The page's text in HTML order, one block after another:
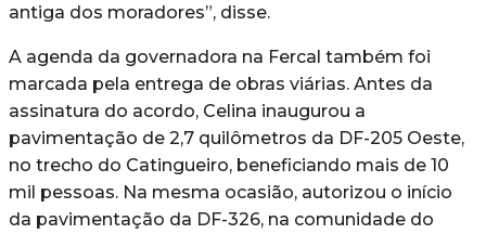
antiga dos moradores”, disse.
A agenda da governadora na Fercal também foi
marcada pela entrega de obras viárias. Antes da
assinatura do acordo, Celina inaugurou a
pavimentação de 2,7 quilômetros da DF-205 Oeste,
no trecho do Catingueiro, beneficiando mais de 10
mil pessoas. Na mesma ocasião, autorizou o início
da pavimentação da DF-326, na comunidade do